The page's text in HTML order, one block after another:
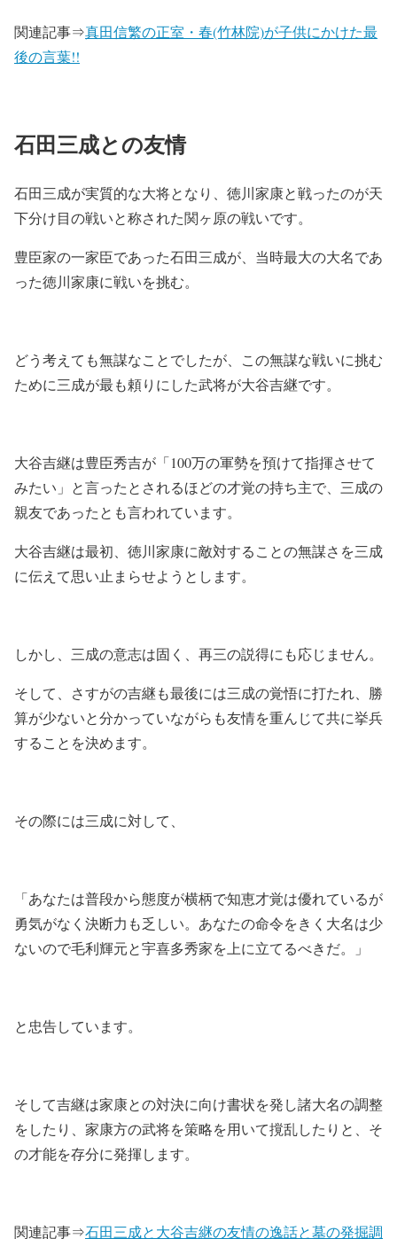
関連記事⇒真田信繁の正室・春(竹林院)が子供にかけた最
後の言葉!!
石田三成との友情
石田三成が実質的な大将となり、徳川家康と戦ったのが天
下分け目の戦いと称された関ヶ原の戦いです。
豊臣家の一家臣であった石田三成が、当時最大の大名であ
った徳川家康に戦いを挑む。
どう考えても無謀なことでしたが、この無謀な戦いに挑む
ために三成が最も頼りにした武将が大谷吉継です。
大谷吉継は豊臣秀吉が「100万の軍勢を預けて指揮させて
みたい」と言ったとされるほどの才覚の持ち主で、三成の
親友であったとも言われています。
大谷吉継は最初、徳川家康に敵対することの無謀さを三成
に伝えて思い止まらせようとします。
しかし、三成の意志は固く、再三の説得にも応じません。
そして、さすがの吉継も最後には三成の覚悟に打たれ、勝
算が少ないと分かっていながらも友情を重んじて共に挙兵
することを決めます。
その際には三成に対して、
「あなたは普段から態度が横柄で知恵才覚は優れているが
勇気がなく決断力も乏しい。あなたの命令をきく大名は少
ないので毛利輝元と宇喜多秀家を上に立てるべきだ。」
と忠告しています。
そして吉継は家康との対決に向け書状を発し諸大名の調整
をしたり、家康方の武将を策略を用いて撹乱したりと、そ
の才能を存分に発揮します。
関連記事⇒石田三成と大谷吉継の友情の逸話と墓の発掘調